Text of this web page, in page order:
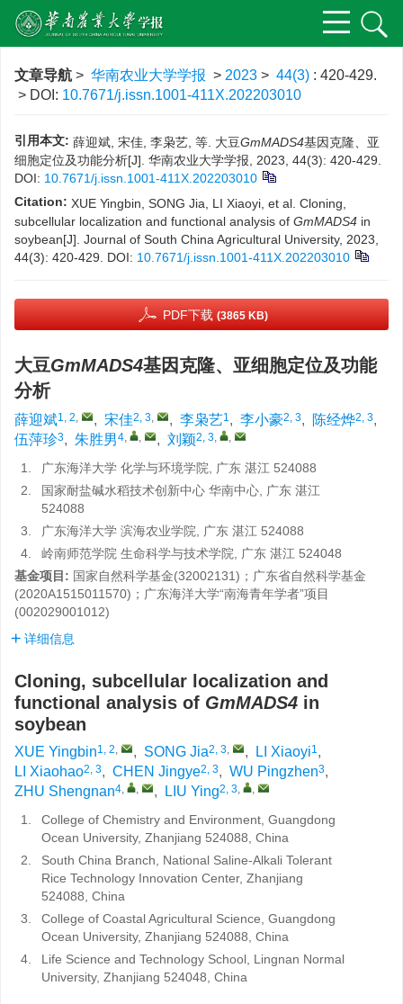
文章导航 > 华南农业大学学报 > 2023 > 44(3) : 420-429.
> DOI: 10.7671/j.issn.1001-411X.202203010
引用本文: 薛迎斌, 宋佳, 李枭艺, 等. 大豆GmMADS4基因克隆、亚
细胞定位及功能分析[J]. 华南农业大学学报, 2023, 44(3): 420-429.
DOI: 10.7671/j.issn.1001-411X.202203010
Citation: XUE Yingbin, SONG Jia, LI Xiaoyi, et al. Cloning,
subcellular localization and functional analysis of GmMADS4 in
soybean[J]. Journal of South China Agricultural University, 2023,
44(3): 420-429.
DOI: 10.7671/j.issn.1001-411X.202203010
PDF下载 (3865 KB)
大豆GmMADS4基因克隆、亚细胞定位及功能
分析
薛迎斌1, 2, , 宋佳2, 3, , 李枭艺1, 李小豪2, 3, 陈经烨2, 3,
伍萍珍3, 朱胜男4, , , 刘颖2, 3, ,
1.
广东海洋大学 化学与环境学院, 广东 湛江 524088
2.
国家耐盐碱水稻技术创新中心 华南中心, 广东 湛江
524088
3.
广东海洋大学 滨海农业学院, 广东 湛江 524088
4.
岭南师范学院 生命科学与技术学院, 广东 湛江 524048
基金项目: 国家自然科学基金(32002131)；广东省自然科学基金
(2020A1515011570)；广东海洋大学“南海青年学者”项目
(002029001012)
详细信息
Cloning, subcellular localization and
functional analysis of GmMADS4 in
soybean
XUE Yingbin1, 2, , SONG Jia2, 3, , LI Xiaoyi1,
LI Xiaohao2, 3, CHEN Jingye2, 3, WU Pingzhen3,
ZHU Shengnan4, , , LIU Ying2, 3, ,
1.
College of Chemistry and Environment, Guangdong
Ocean University, Zhanjiang 524088, China
2.
South China Branch, National Saline-Alkali Tolerant
Rice Technology Innovation Center, Zhanjiang
524088, China
3.
College of Coastal Agricultural Science, Guangdong
Ocean University, Zhanjiang 524088, China
4.
Life Science and Technology School, Lingnan Normal
University, Zhanjiang 524048, China